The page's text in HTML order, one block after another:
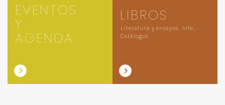
EVENTOS
Y
AGENDA
LIBROS
Literatura y ensayos, Arte,
Catálogos